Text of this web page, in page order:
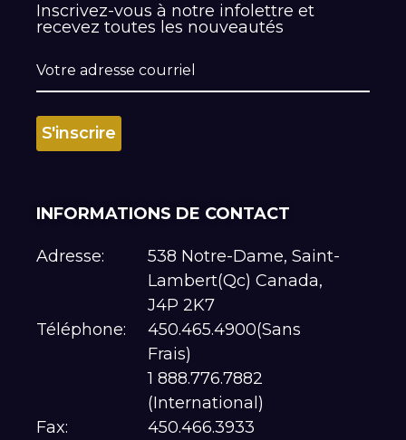
Inscrivez-vous à notre infolettre et
recevez toutes les nouveautés
INFORMATIONS DE CONTACT
Adresse:
538 Notre-Dame, Saint-
Lambert(Qc) Canada,
J4P 2K7
Téléphone:
450.465.4900(Sans
Frais)
1 888.776.7882
(International)
Fax:
450.466.3933